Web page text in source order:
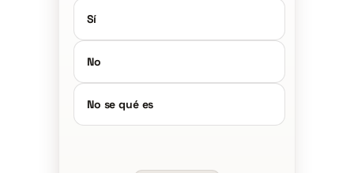
Sí
No
No se qué es